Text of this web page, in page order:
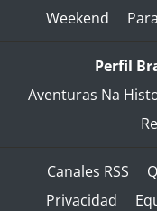
Weekend
Perfil
Aventuras Na
Canales RSS
Privacidad